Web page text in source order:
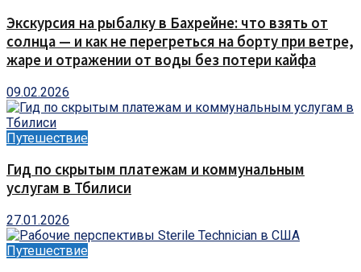
Экскурсия на рыбалку в Бахрейне: что взять от
солнца — и как не перегреться на борту при ветре,
жаре и отражении от воды без потери кайфа
09.02.2026
Путешествие
Гид по скрытым платежам и коммунальным
услугам в Тбилиси
27.01.2026
Путешествие